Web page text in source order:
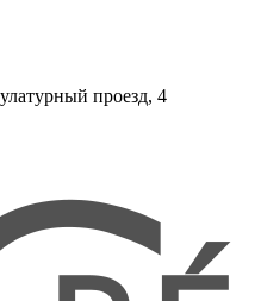
проезд, 4